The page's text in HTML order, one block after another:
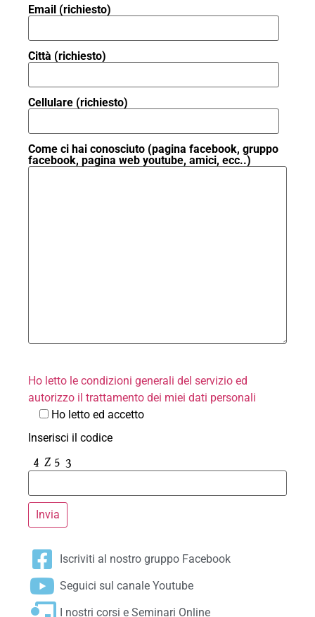
Email (richiesto)
Città (richiesto)
Cellulare (richiesto)
Come ci hai conosciuto (pagina facebook, gruppo
facebook, pagina web youtube, amici, ecc..)
Ho letto le condizioni generali del servizio ed
autorizzo il trattamento dei miei dati personali
Ho letto ed accetto
Inserisci il codice
Iscriviti al nostro gruppo Facebook
Seguici sul canale Youtube
I nostri corsi e Seminari Online